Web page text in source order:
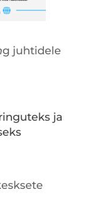
g juhtidele
ja